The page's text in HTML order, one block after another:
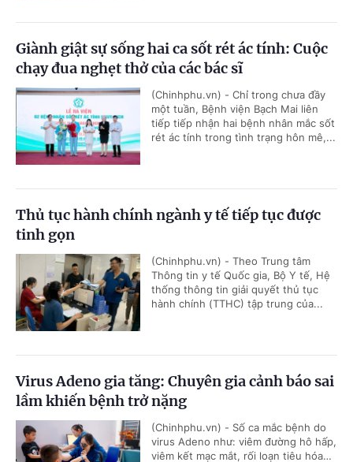
Giành giật sự sống hai ca sốt rét ác tính: Cuộc
chạy đua nghẹt thở của các bác sĩ
(Chinhphu.vn) - Chỉ trong chưa đầy
một tuần, Bệnh viện Bạch Mai liên
tiếp tiếp nhận hai bệnh nhân mắc sốt
rét ác tính trong tình trạng hôn mê,...
Thủ tục hành chính ngành y tế tiếp tục được
tinh gọn
(Chinhphu.vn) - Theo Trung tâm
Thông tin y tế Quốc gia, Bộ Y tế, Hệ
thống thông tin giải quyết thủ tục
hành chính (TTHC) tập trung của...
Virus Adeno gia tăng: Chuyên gia cảnh báo sai
lầm khiến bệnh trở nặng
(Chinhphu.vn) - Số ca mắc bệnh do
virus Adeno như: viêm đường hô hấp,
viêm kết mạc mắt, rối loạn tiêu hóa…